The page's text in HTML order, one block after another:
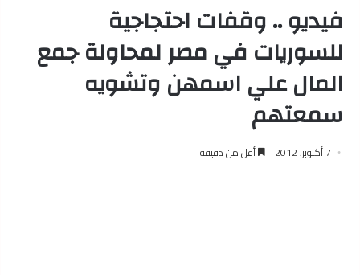
فيديو .. وقفات احتجاجية
للسوريات في مصر لمحاولة جمع
المال علي اسمهن وتشويه
سمعتهم
7 أكتوبر، 2012 أقل من دقيقة